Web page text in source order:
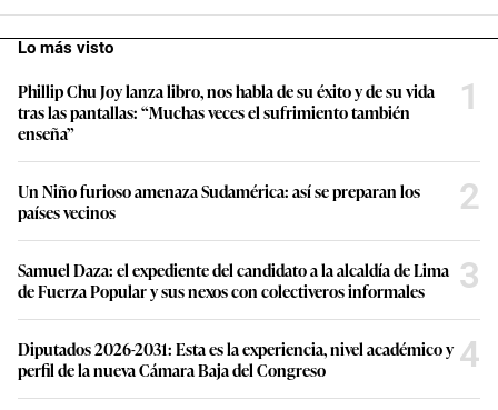
Lo más visto
Phillip Chu Joy lanza libro, nos habla de su éxito y de su vida
tras las pantallas: “Muchas veces el sufrimiento también
enseña”
1
Un Niño furioso amenaza Sudamérica: así se preparan los
países vecinos
2
Samuel Daza: el expediente del candidato a la alcaldía de Lima
de Fuerza Popular y sus nexos con colectiveros informales
3
Diputados 2026-2031: Esta es la experiencia, nivel académico y
perfil de la nueva Cámara Baja del Congreso
4